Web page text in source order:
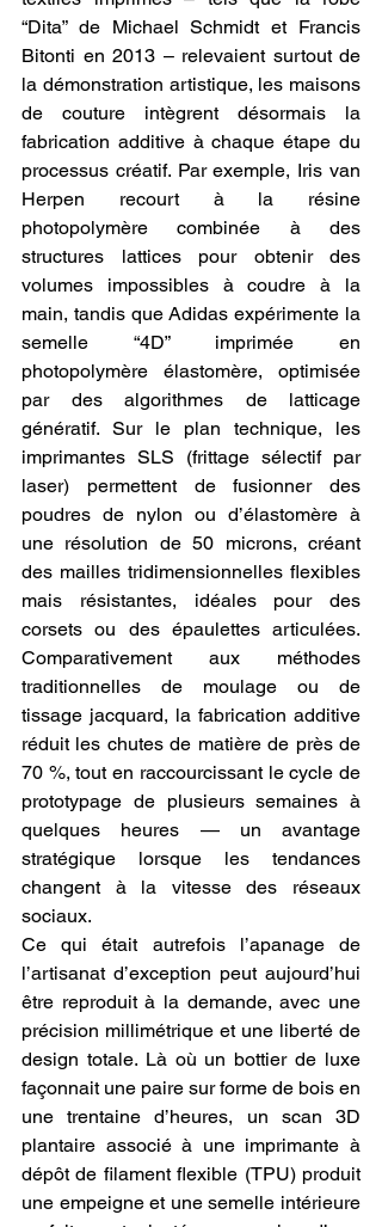
“Dita” de Michael Schmidt et Francis
Bitonti en 2013 – relevaient surtout de
la démonstration artistique, les maisons
de couture intègrent désormais la
fabrication additive à chaque étape du
processus créatif. Par exemple, Iris van
Herpen recourt à la résine
photopolymère combinée à des
structures lattices pour obtenir des
volumes impossibles à coudre à la
main, tandis que Adidas expérimente la
semelle “4D” imprimée en
photopolymère élastomère, optimisée
par des algorithmes de latticage
génératif. Sur le plan technique, les
imprimantes SLS (frittage sélectif par
laser) permettent de fusionner des
poudres de nylon ou d’élastomère à
une résolution de 50 microns, créant
des mailles tridimensionnelles flexibles
mais résistantes, idéales pour des
corsets ou des épaulettes articulées.
Comparativement aux méthodes
traditionnelles de moulage ou de
tissage jacquard, la fabrication additive
réduit les chutes de matière de près de
70 %, tout en raccourcissant le cycle de
prototypage de plusieurs semaines à
quelques heures — un avantage
stratégique lorsque les tendances
changent à la vitesse des réseaux
sociaux.
Ce qui était autrefois l’apanage de
l’artisanat d’exception peut aujourd’hui
être reproduit à la demande, avec une
précision millimétrique et une liberté de
design totale. Là où un bottier de luxe
façonnait une paire sur forme de bois en
une trentaine d’heures, un scan 3D
plantaire associé à une imprimante à
dépôt de filament flexible (TPU) produit
une empeigne et une semelle intérieure